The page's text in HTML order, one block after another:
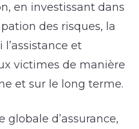
en investissant dans
des risques, la
et
victimes de manière
et sur le long terme.
globale d’assurance,